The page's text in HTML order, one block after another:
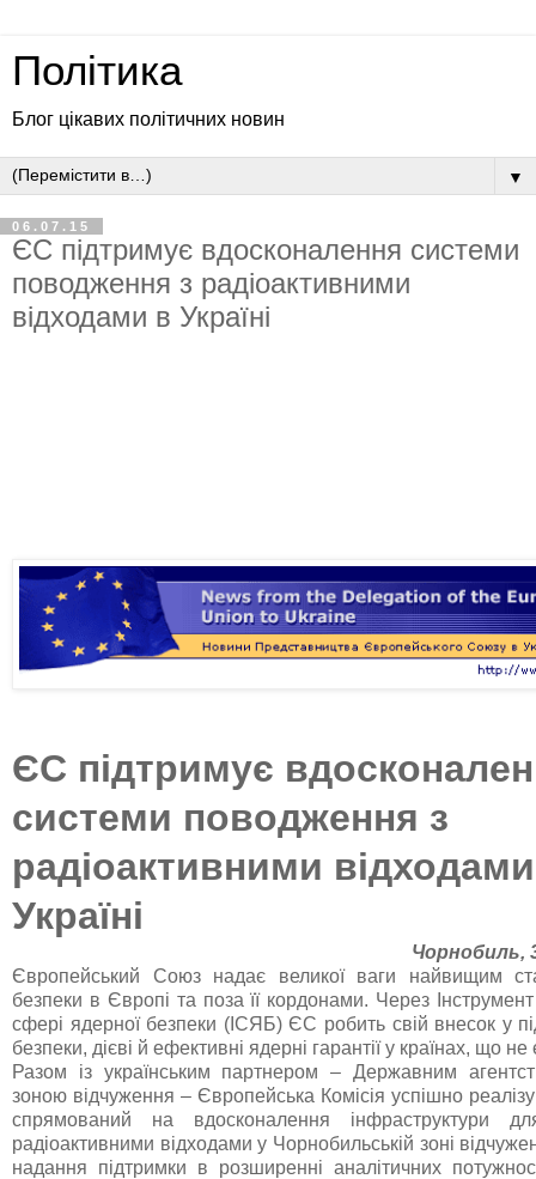
Політика
Блог цікавих політичних новин
▼
06.07.15
ЄС підтримує вдосконалення системи
поводження з радіоактивними
відходами в Україні
ЄС підтримує
системи поводження з
радіоактивними
Україні
Чорнобиль,
Європейський Союз надає великої ваги найвищим
безпеки в Європі та поза її кордонами. Через Інструмент
сфері ядерної безпеки (ІСЯБ) ЄС робить свій внесок у
безпеки, дієві й ефективні ядерні гарантії у країнах, що
Разом із українським партнером – Державним
зоною відчуження – Європейська Комісія успішно
спрямований на вдосконалення інфраструктури
радіоактивними відходами у Чорнобильській зоні
надання підтримки в розширенні аналітичних